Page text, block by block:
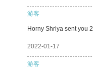
游客
Horny Shriya sent you 2
2022-01-17
游客